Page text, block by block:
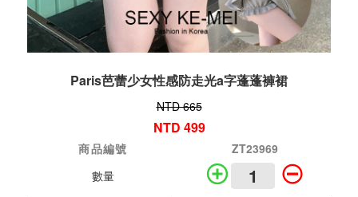
Paris芭蕾少女性感防走光a字蓬蓬褲裙
NTD 665
NTD 499
商品編號
ZT23969
數量